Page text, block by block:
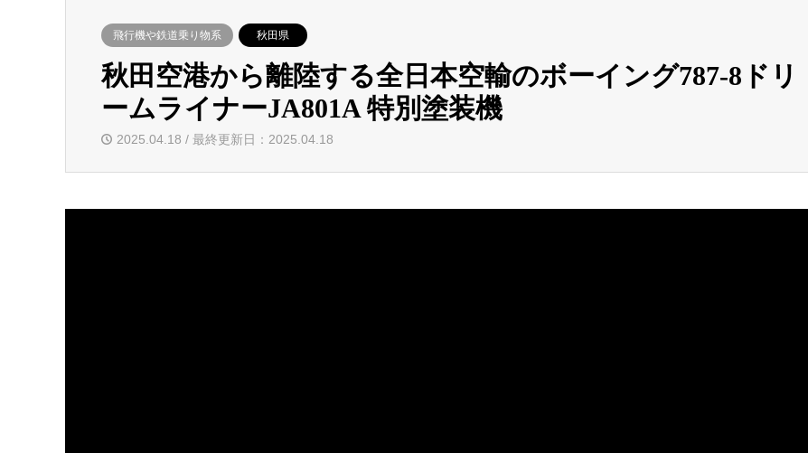
飛行機や鉄道乗り物系 秋田県
秋田空港から離陸する全日本空輸のボーイング787-8ドリ
ームライナーJA801A 特別塗装機
2025.04.18 / 最終更新日：2025.04.18